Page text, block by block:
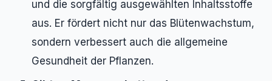
und die sorgfältig ausgewählten Inhaltsstoffe
aus. Er fördert nicht nur das Blütenwachstum,
sondern verbessert auch die allgemeine
Gesundheit der Pflanzen.